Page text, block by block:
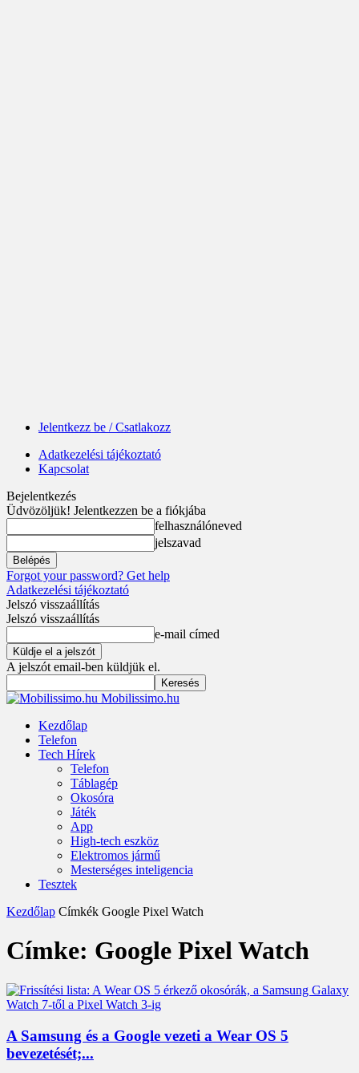
Jelentkezz be / Csatlakozz
Adatkezelési tájékoztató
Kapcsolat
Bejelentkezés
Üdvözöljük! Jelentkezzen be a fiókjába
felhasználóneved
jelszavad
Forgot your password? Get help
Adatkezelési tájékoztató
Jelszó visszaállítás
Jelszó visszaállítás
e-mail címed
A jelszót email-ben küldjük el.
Mobilissimo.hu
Kezdőlap
Telefon
Tech Hírek
Telefon
Táblagép
Okosóra
Játék
App
High-tech eszköz
Elektromos jármű
Mesterséges inteligencia
Tesztek
Kezdőlap Címkék Google Pixel Watch
Címke: Google Pixel Watch
A Samsung és a Google vezeti a Wear OS 5
bevezetését;...